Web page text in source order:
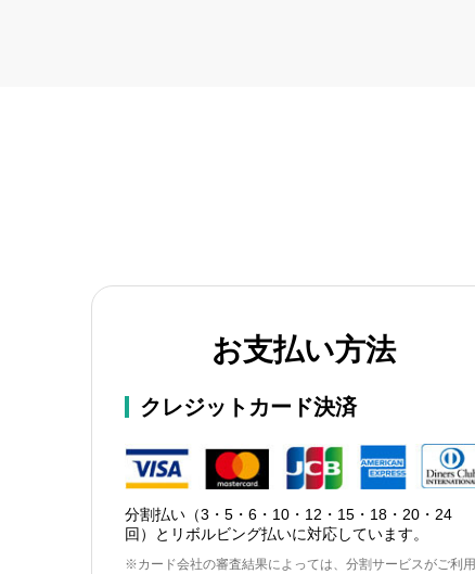
お支払い方法
クレジットカード決済
分割払い（3・5・6・10・12・15・18・20・24
回）とリボルビング払いに対応しています。
※カード会社の審査結果によっては、分割サービスがご利用